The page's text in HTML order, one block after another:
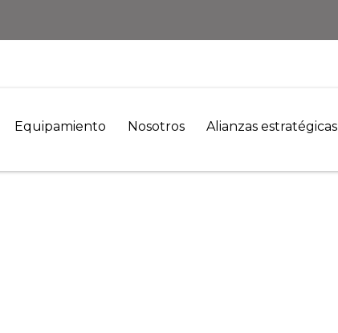
Equipamiento Nosotros Alianzas estratégicas